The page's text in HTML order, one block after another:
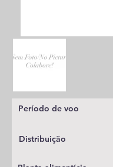
Período de voo
Distribuição